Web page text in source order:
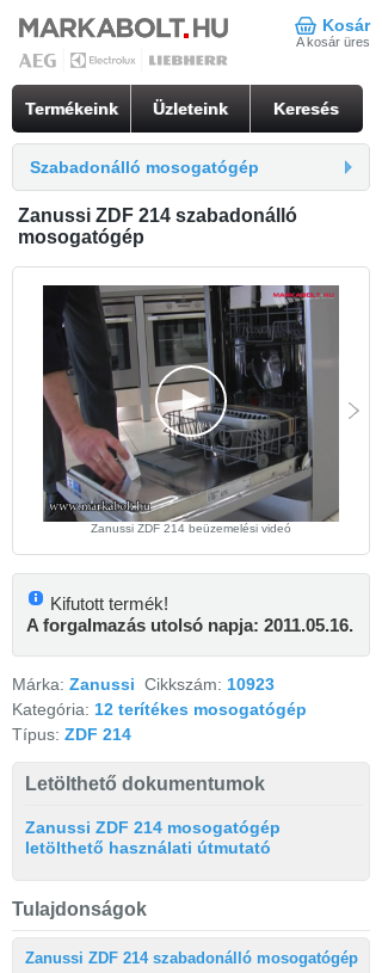
Kosár
A kosár üres
Termékeink Üzleteink Keresés
Szabadonálló mosogatógép
Zanussi ZDF 214 szabadonálló
mosogatógép
Zanussi ZDF 214 beüzemelési videó
Kifutott termék!
A forgalmazás utolsó napja: 2011.05.16.
Márka: Zanussi Cikkszám: 10923
Kategória: 12 terítékes mosogatógép
Típus: ZDF 214
Letölthető dokumentumok
Zanussi ZDF 214 mosogatógép
letölthető használati útmutató
Tulajdonságok
Zanussi ZDF 214 szabadonálló mosogatógép